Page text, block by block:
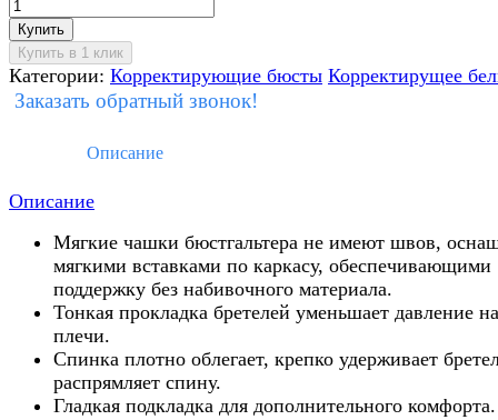
Купить
Категории: Корректирующие бюсты Корректирущее
Заказать обратный звонок!
Описание
Описание
Мягкие чашки бюстгальтера не имеют швов,
мягкими вставками по каркасу, обеспечивающими
поддержку без набивочного материала.
Тонкая прокладка бретелей уменьшает давление на
плечи.
Спинка плотно облегает, крепко удерживает
распрямляет спину.
Гладкая подкладка для дополнительного комфорта.